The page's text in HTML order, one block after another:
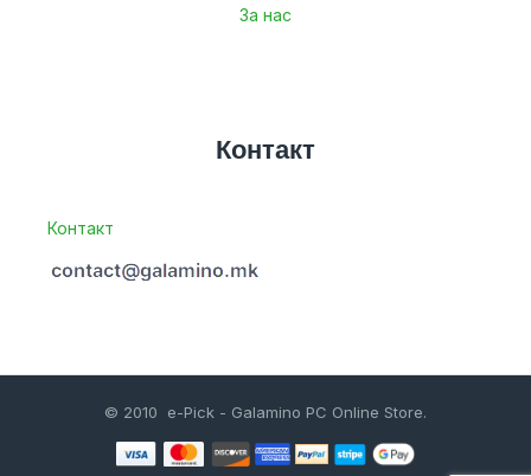
За нас
Контакт
Контакт
© 2010 e-Pick - Galamino PC Online Store.